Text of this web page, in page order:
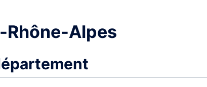
Rhône-Alpes